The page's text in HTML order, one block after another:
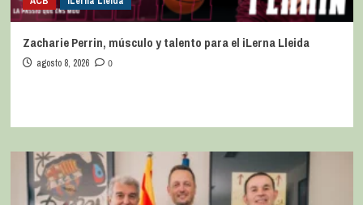
Zacharie Perrin, músculo y talento para el iLerna Lleida
agosto 8, 2026 0